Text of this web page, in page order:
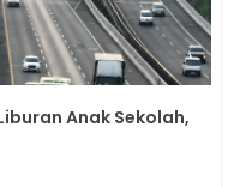
Anak Sekolah,